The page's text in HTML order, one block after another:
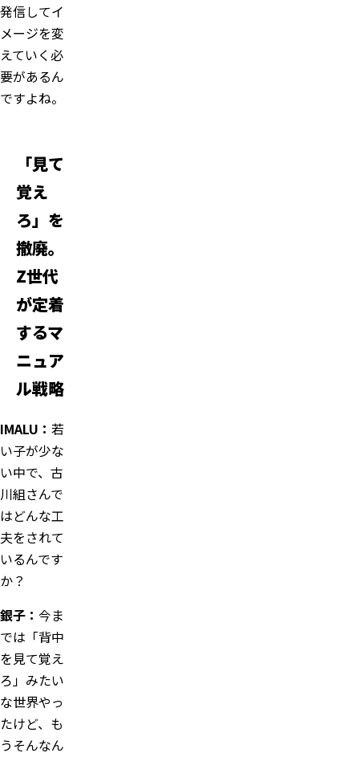
発信してイ
メージを変
えていく必
要があるん
ですよね。
「見て
覚え
ろ」を
撤廃。
Z世代
が定着
するマ
ニュア
ル戦略
IMALU： 若
い子が少な
い中で、古
川組さんで
はどんな工
夫をされて
いるんです
か？
銀子： 今ま
では「背中
を見て覚え
ろ」みたい
な世界やっ
たけど、も
うそんなん